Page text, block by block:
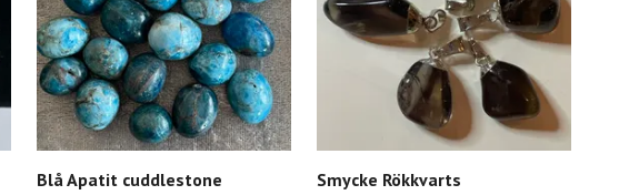
Blå Apatit cuddlestone
Smycke Rökkvarts